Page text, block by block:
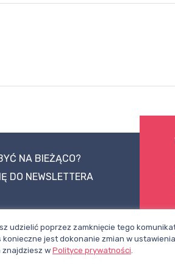
NA BIEŻĄCO?
DO NEWSLETTERA
profil na
Facebooku
udzielić poprzez zamknięcie tego
jest dokonanie zmian w
znajdziesz w Polityce prywatności.